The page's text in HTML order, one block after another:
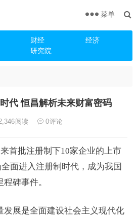
财经
经济
研究院
菜单
代 恒昌解析未来财富密码
阅读 0评论
首批注册制下10家企业的上市
面进入注册制时代，成为我国
碑事件。
发展是全面建设社会主义现代化